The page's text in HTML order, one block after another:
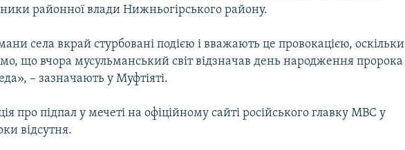
районної влади Нижньогірського району.
села вкрай стурбовані подією і вважають це провокацією, оскільки
що вчора мусульманський світ відзначав день народження пророка
– зазначають у Муфтіяті.
про підпал у мечеті на офіційному сайті російського главку МВС у
відсутня.